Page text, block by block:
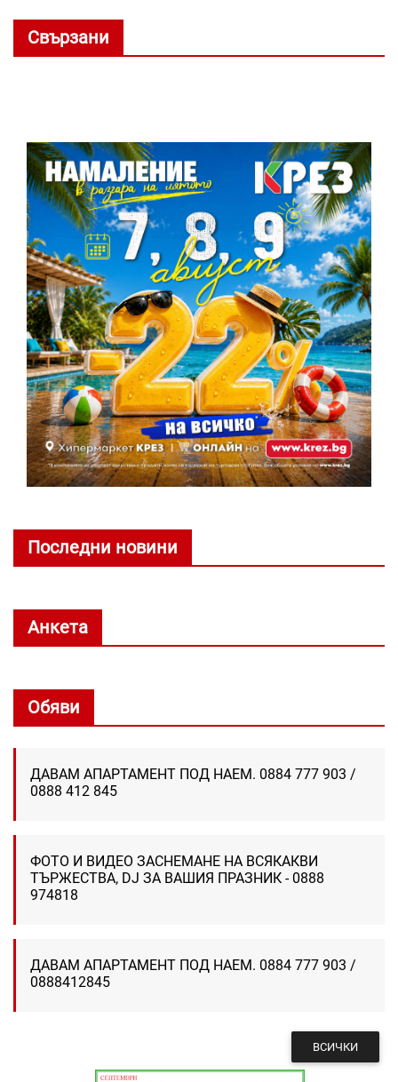
Свързани
Последни новини
Анкета
Обяви
ДАВАМ АПАРТАМЕНТ ПОД НАЕМ. 0884 777 903 /
0888 412 845
ФОТО И ВИДЕО ЗАСНЕМАНЕ НА ВСЯКАКВИ
ТЪРЖЕСТВА, DJ ЗА ВАШИЯ ПРАЗНИК - 0888
974818
ДАВАМ АПАРТАМЕНТ ПОД НАЕМ. 0884 777 903 /
0888412845
ВСИЧКИ